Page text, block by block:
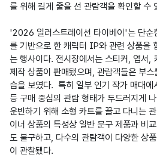
를 위해 길게 줄을 선 관람객을 확인할 수
'2026 일러스트레이션 타이베이'는 단순
를 기반으로 한 캐릭터 IP와 관련 상품을
는 행사이다. 전시장에서는 스티커, 엽서,
제작 상품이 판매됐으며, 관람객들은 부
습을 보였다.  특히 일부 인기 작가 매대
등 구매 중심의 관람 형태가 두드러지게
운반하기 위해 소형 카트를 끌고 다니는
이너 상품의 특성상 일반 문구 제품과 비
도 불구하고, 다수의 관람객이 다양한 상
이 관찰됐다.